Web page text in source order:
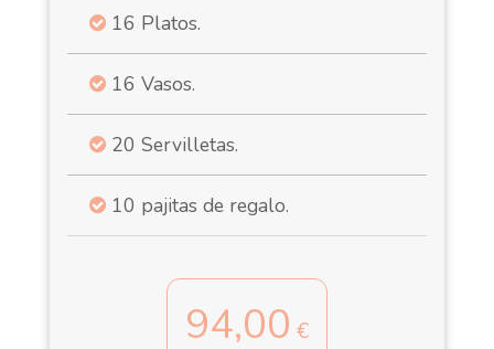
16 Platos.
16 Vasos.
20 Servilletas.
10 pajitas de regalo.
94,00 €